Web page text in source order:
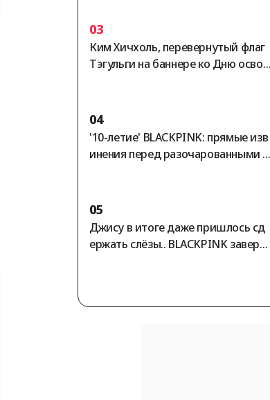
ксирована романтическая пара [St
ar News]
03
Ким Хичхоль, перевернутый флаг
Тэгульги на баннере ко Дню освоб
04
'10-летие' BLACKPINK: прямые изв
инения перед разочарованными ф
05
Джису в итоге даже пришлось сд
ержать слёзы.. BLACKPINK заверш